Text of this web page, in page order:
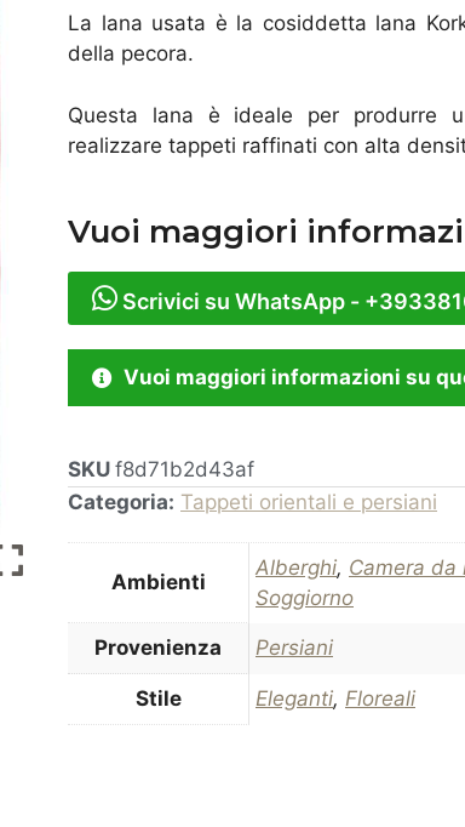
La lana usata è la cosiddetta lana
della pecora.
Questa lana è ideale per produrre
realizzare tappeti raffinati con alta
Vuoi maggiori
Scrivici su WhatsApp -
Vuoi maggiori informazioni su
SKU f8d71b2d43af
Categoria: Tappeti orientali e persiani
Ambienti
Alberghi, Camera da
Soggiorno
Provenienza Persiani
Stile Eleganti, Floreali